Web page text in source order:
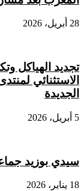
28 أبريل، 2026
تجديد الهياكل
الاستثنائي
الجديدة
5 أبريل، 2026
سيدي بوزيد
18 يناير، 2026